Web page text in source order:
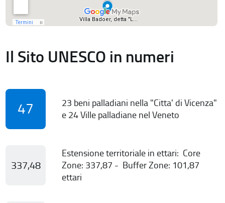
Il Sito UNESCO in numeri
47
23 beni palladiani nella "Citta' di Vicenza"
e 24 Ville palladiane nel Veneto
337,48
Estensione territoriale in ettari: Core
Zone: 337,87 - Buffer Zone: 101,87
ettari